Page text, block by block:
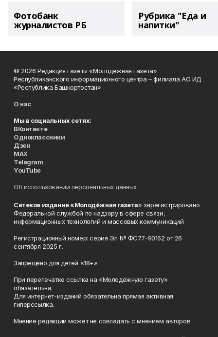
Фотобанк
журналистов РБ
Рубрика "Еда и
напитки"
© 2026 Редакция газеты «Молодёжная газета»
Республиканского информационного центра – филиала АО ИД
«Республика Башкортостан»
О нас
Мы в социальных сетях:
ВКонтакте
Одноклассники
Дзен
MAX
Telegram
YouTube
Об использовании персональных данных
Сетевое издание «Молодёжная газета» зарегистрировано
Федеральной службой по надзору в сфере связи,
информационных технологий и массовых коммуникаций
Регистрационный номер: серия Эл № ФС77-90162 от 26
сентября 2025 г.
Запрещено для детей «18+»
При перепечатке ссылка на «Молодёжную газету»
обязательна.
Для интернет-изданий обязательна прямая активная
гиперссылка.
Мнение редакции может не совпадать с мнением авторов.